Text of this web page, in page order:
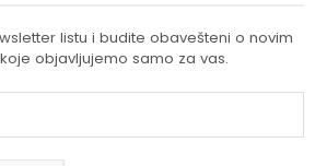
listu i budite obavešteni o novim
objavljujemo samo za vas.